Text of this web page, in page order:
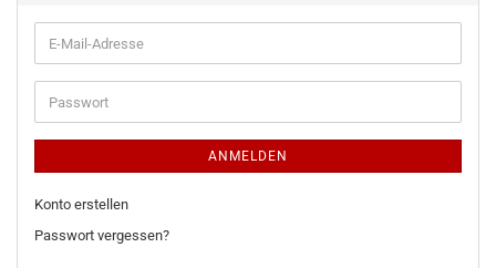
E-
Mail-
Adresse
Passwort
ANMELDEN
Konto erstellen
Passwort vergessen?